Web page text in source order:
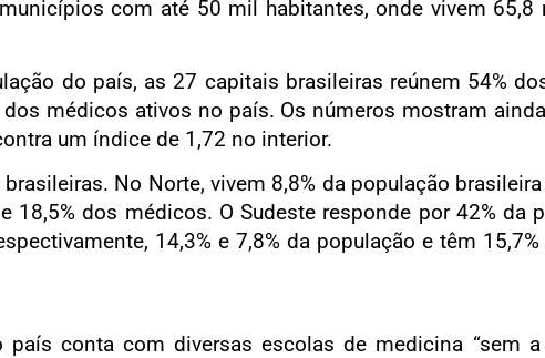
com até 50 mil habitantes, onde vivem 65,8
do país, as 27 capitais brasileiras reúnem 54%
médicos ativos no país. Os números mostram
um índice de 1,72 no interior.
No Norte, vivem 8,8% da população
dos médicos. O Sudeste responde por 42% da
14,3% e 7,8% da população e têm
conta com diversas escolas de medicina “sem